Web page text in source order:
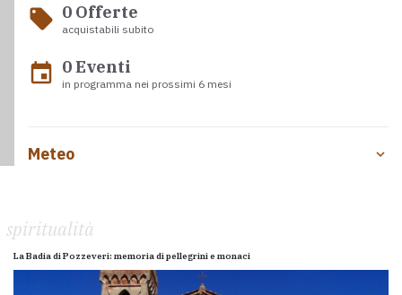
local_offer 0 Offerte
acquistabili subito
event 0 Eventi
in programma nei prossimi 6 mesi
Meteo
spiritualità
La Badia di Pozzeveri: memoria di pellegrini e monaci